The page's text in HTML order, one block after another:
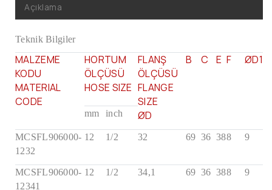
Fireflex
Kelepçeler
Açıklama
Teknik Bilgiler
MALZEME
KODU
MATERIAL
CODE
HORTUM
ÖLÇÜSÜ
HOSE SIZE
FLANŞ
ÖLÇÜSÜ
FLANGE
SIZE
ØD
B C E F ØD1
mm inch
MCSFL906000-
1232
12 1/2 32 69 36 388 9
MCSFL906000-
12341
12 1/2 34,1 69 36 388 9